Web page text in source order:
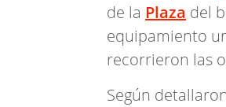
de la Plaza del
equipamiento
recorrieron las
Según